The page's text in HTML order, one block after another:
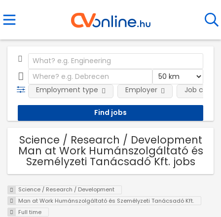
Employment type Employer Job
Science / Research / Development
Man at Work Humánszolgáltató és
Személyzeti Tanácsadó Kft. jobs
Science / Research / Development
Man at Work Humánszolgáltató és Személyzeti Tanácsadó Kft.
Full time